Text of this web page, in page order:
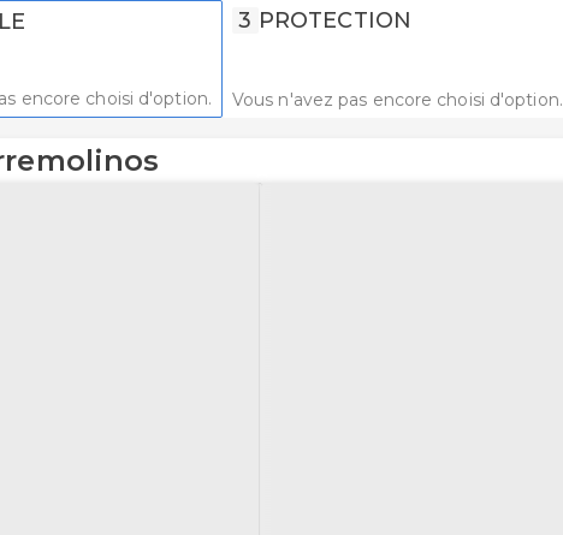
encore choisi d'option.
3 PROTECTION
Vous n'avez pas encore choisi d'option.